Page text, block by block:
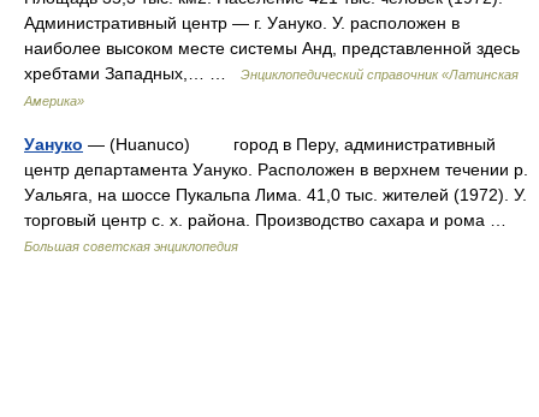
Административный центр — г. Уануко. У. расположен в
наиболее высоком месте системы Анд, представленной здесь
хребтами Западных,… …
Энциклопедический справочник «Латинская
Америка»
Уануко — (Huаnuco) город в Перу, административный
центр департамента Уануко. Расположен в верхнем течении р.
Уальяга, на шоссе Пукальпа Лима. 41,0 тыс. жителей (1972). У.
торговый центр с. х. района. Производство сахара и рома …
Большая советская энциклопедия